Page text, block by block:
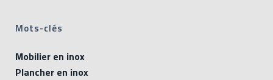
Mots-clés
Mobilier en inox
Plancher en inox